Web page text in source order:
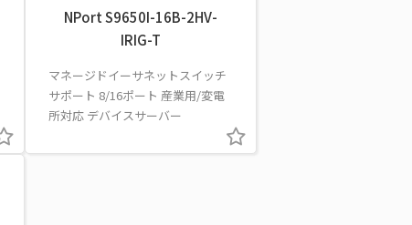
NPort S9650I-16B-2HV-
IRIG-T
マネージドイーサネットスイッチ
サポート 8/16ポート 産業用/変電
所対応 デバイスサーバー